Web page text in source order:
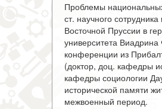
Проблемы
ст. научного
Восточной Пруссии в
университета
конференции из
(доктор, доц. кафедры
кафедры социологии
исторической памяти
межвоенный период.